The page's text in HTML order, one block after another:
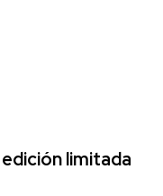
limitada